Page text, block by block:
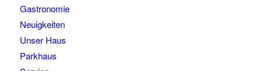
Gastronomie
Neuigkeiten
Unser Haus
Parkhaus